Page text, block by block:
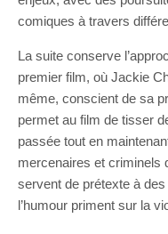
comiques à travers
La suite conserve
premier film, où Jackie
même, conscient de sa
permet au film de tisser
passée tout en
mercenaires et criminels
servent de prétexte à
l’humour priment sur la